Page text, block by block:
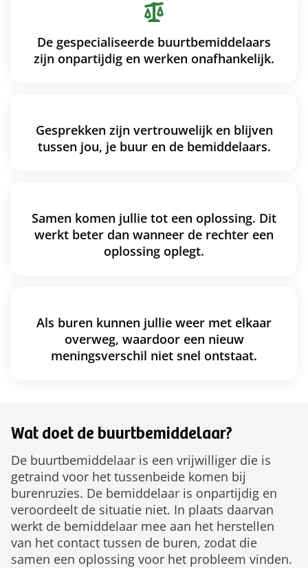
De gespecialiseerde buurtbemiddelaars
zijn onpartijdig en werken onafhankelijk.
Gesprekken zijn vertrouwelijk en blijven
tussen jou, je buur en de bemiddelaars.
Samen komen jullie tot een oplossing. Dit
werkt beter dan wanneer de rechter een
oplossing oplegt.
Als buren kunnen jullie weer met elkaar
overweg, waardoor een nieuw
meningsverschil niet snel ontstaat.
Wat doet de buurtbemiddelaar?
De buurtbemiddelaar is een vrijwilliger die is
getraind voor het tussenbeide komen bij
burenruzies. De bemiddelaar is onpartijdig en
veroordeelt de situatie niet. In plaats daarvan
werkt de bemiddelaar mee aan het herstellen
van het contact tussen de buren, zodat die
samen een oplossing voor het probleem vinden.